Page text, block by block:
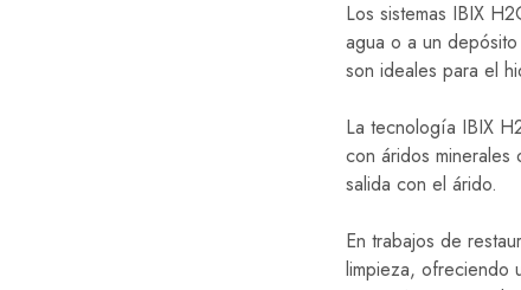
Los sistemas IBIX
agua o a un
son ideales para el
La tecnología IBIX
con áridos minerales
salida con el árido.
En trabajos de
limpieza, ofreciendo